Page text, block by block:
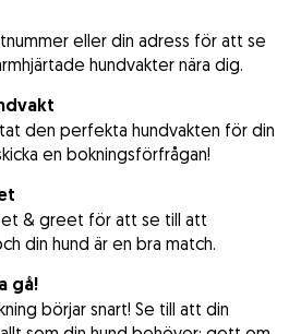
eller din adress för att se
hundvakter nära dig.
den perfekta hundvakten för din
en bokningsförfrågan!
& greet för att se till att
din hund är en bra match.
gå!
börjar snart! Se till att din